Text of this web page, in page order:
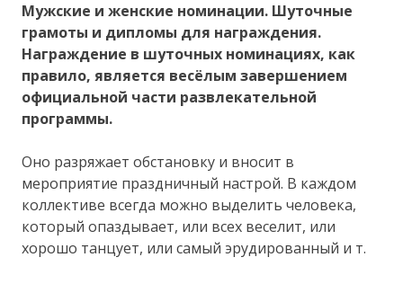
Мужские и женские номинации. Шуточные
грамоты и дипломы для награждения.
Награждение в шуточных номинациях, как
правило, является весёлым завершением
официальной части развлекательной
программы.
Оно разряжает обстановку и вносит в
мероприятие праздничный настрой. В каждом
коллективе всегда можно выделить человека,
который опаздывает, или всех веселит, или
хорошо танцует, или самый эрудированный и т.